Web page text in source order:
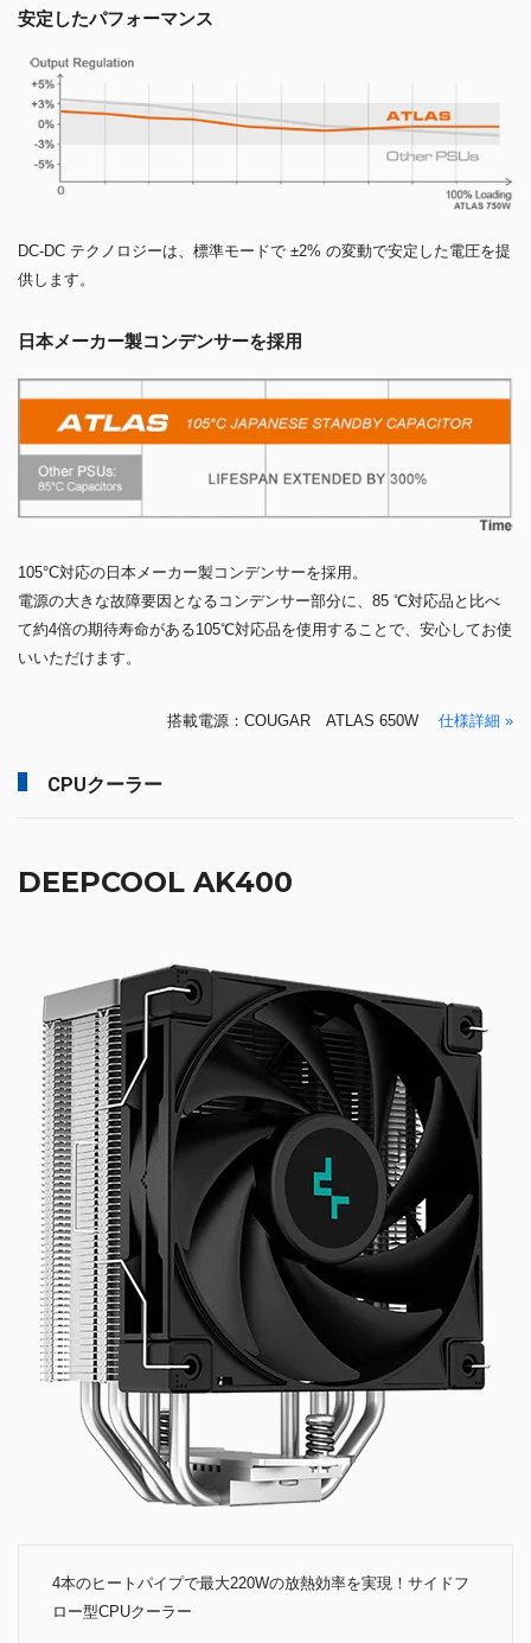
安定したパフォーマンス
DC-DC テクノロジーは、標準モードで ±2% の変動で安定した電圧を提
供します。
日本メーカー製コンデンサーを採用
105°C対応の日本メーカー製コンデンサーを採用。
電源の大きな故障要因となるコンデンサー部分に、85 ℃対応品と比べ
て約4倍の期待寿命がある105℃対応品を使用することで、安心してお使
いいただけます。
搭載電源：COUGAR ATLAS 650W 仕様詳細 »
CPUクーラー
DEEPCOOL AK400
4本のヒートパイプで最大220Wの放熱効率を実現！サイドフ
ロー型CPUクーラー